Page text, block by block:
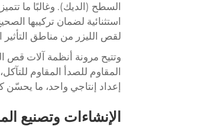
السطح (الديك). وغالبًا ما
استثنائية لضمان تركيبها
لقص الليزر من مناطق
وتتيح مرونة أنظمة آلات قص
المقاوم للصدأ المقاوم
إعداد إنتاجي واحد، ما
الإنشاءات وتصنيع